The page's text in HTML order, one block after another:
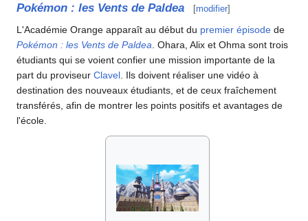
Pokémon : les Vents de Paldea [modifier]
L'Académie Orange apparaît au début du premier épisode de
Pokémon : les Vents de Paldea . Ohara, Alix et Ohma sont trois
étudiants qui se voient confier une mission importante de la
part du proviseur Clavel . Ils doivent réaliser une vidéo à
destination des nouveaux étudiants, et de ceux fraîchement
transférés, afin de montrer les points positifs et avantages de
l'école.